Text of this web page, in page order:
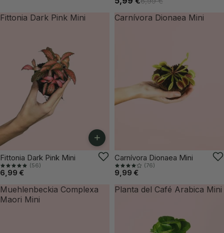
Fittonia Dark Pink Mini
+
Fittonia Dark Pink Mini
(56)
6,99 €
Carnívora Dionaea Mini
VUELVE PRONTO
Carnívora Dionaea Mini
(76)
9,99 €
Muehlenbeckia Complexa
Maori Mini
Planta del Café Arabica Mini